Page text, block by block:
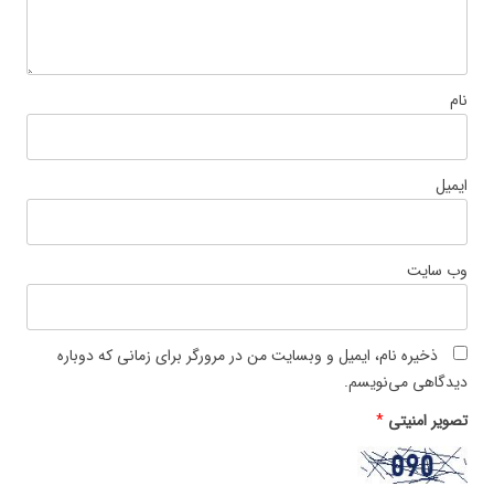
نام
ایمیل
وب‌ سایت
ذخیره نام، ایمیل و وبسایت من در مرورگر برای زمانی که دوباره
دیدگاهی می‌نویسم.
تصویر امنیتی *